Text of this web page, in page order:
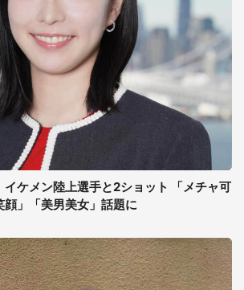
イケメン陸上選手と2ショット 「メチャ可
」「美男美女」話題に